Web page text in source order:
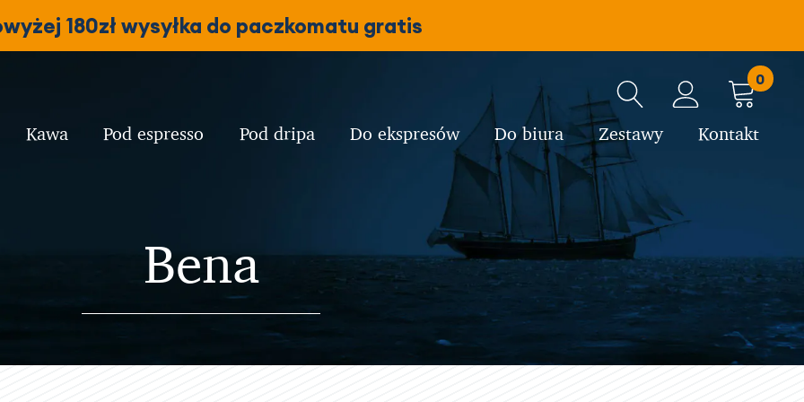
180zł wysyłka do paczkomatu gratis
0
Kawa Pod espresso Pod dripa Do ekspresów Do biura Zestawy Kontakt
Bena